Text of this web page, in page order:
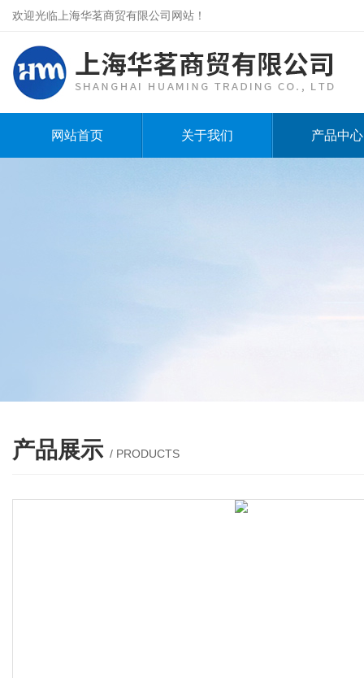
欢迎光临上海华茗商贸有限公司网站！
网站首页 关于我们 产品中心
产品展示 / PRODUCTS